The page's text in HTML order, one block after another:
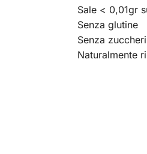
Sale < 0,01gr
Senza glutine
Senza
Naturalmente